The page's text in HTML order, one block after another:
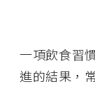
一項飲食習
進的結果，